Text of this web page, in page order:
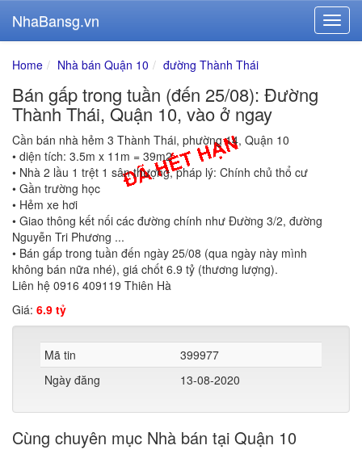
NhaBansg.vn
Home Nhà bán Quận 10 đường Thành Thái
Bán gấp trong tuần (đến 25/08): Đường
Thành Thái, Quận 10, vào ở ngay
Cần bán nhà hẻm 3 Thành Thái, phường 14, Quận 10
• diện tích: 3.5m x 11m = 39m2
• Nhà 2 lầu 1 trệt 1 sân thượng, pháp lý: Chính chủ thổ cư
• Gần trường học
• Hẻm xe hơi
• Giao thông kết nối các đường chính như Đường 3/2, đường
Nguyễn Tri Phương ...
• Bán gấp trong tuần đến ngày 25/08 (qua ngày này mình
không bán nữa nhé), giá chốt 6.9 tỷ (thương lượng).
Liên hệ 0916 409119 Thiên Hà
Giá: 6.9 tỷ
Mã tin
399977
Ngày đăng
13-08-2020
Cùng chuyên mục Nhà bán tại Quận 10